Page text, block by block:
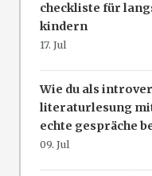
checkliste für
kindern
17. Jul
Wie du als
literaturlesung
echte gespräche
09. Jul